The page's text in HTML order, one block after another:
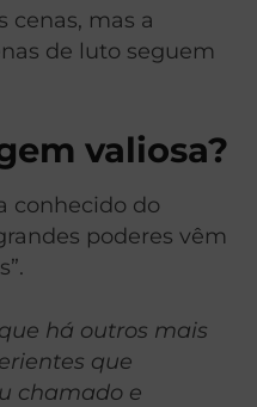
cenas, mas a
de luto seguem
valiosa?
conhecido do
poderes vêm
há outros mais
que
chamado e